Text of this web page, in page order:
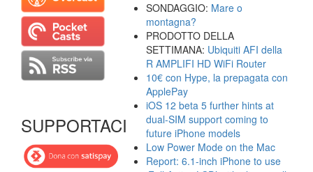
SUPPORTACI
SONDAGGIO: Mare o
montagna?
PRODOTTO DELLA
SETTIMANA: Ubiquiti AFI della
R AMPLIFI HD WiFi Router
10€ con Hype, la prepagata con
ApplePay
iOS 12 beta 5 further hints at
dual-SIM support coming to
future iPhone models
Low Power Mode on the Mac
Report: 6.1-inch iPhone to use